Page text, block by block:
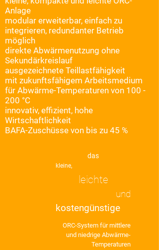
Anlage
modular erweiterbar, einfach zu
integrieren, redundanter Betrieb
möglich
direkte Abwärmenutzung ohne
Sekundärkreislauf
ausgezeichnete Teillastfähigkeit
mit zukunftsfähigem Arbeitsmedium
für Abwärme-Temperaturen von 100 -
200 °C
innovativ, effizient, hohe
Wirtschaftlichkeit
BAFA-Zuschüsse von bis zu 45 %
das
kleine,
leichte
und
kostengünstige
ORC-System für mittlere
und niedrige Abwärme-
Temperaturen